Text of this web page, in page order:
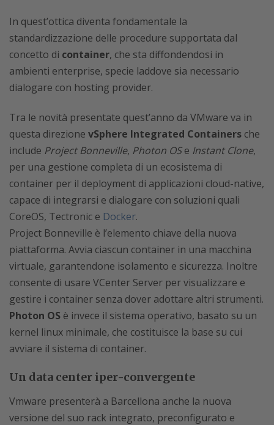
In quest’ottica diventa fondamentale la
standardizzazione delle procedure supportata dal
concetto di container, che sta diffondendosi in
ambienti enterprise, specie laddove sia necessario
dialogare con hosting provider.
Tra le novità presentate quest’anno da VMware va in
questa direzione vSphere Integrated Containers che
include Project Bonneville, Photon OSe Instant Clone,
per una gestione completa di un ecosistema di
container per il deployment di applicazioni cloud-native,
capace di integrarsi e dialogare con soluzioni quali
CoreOS, Tectronic e Docker.
Project Bonneville è l’elemento chiave della nuova
piattaforma. Avvia ciascun container in una macchina
virtuale, garantendone isolamento e sicurezza. Inoltre
consente di usare VCenter Server per visualizzare e
gestire i container senza dover adottare altri strumenti.
Photon OS è invece il sistema operativo, basato su un
kernel linux minimale, che costituisce la base su cui
avviare il sistema di container.
Un data center iper-convergente
Vmware presenterà a Barcellona anche la nuova
versione del suo rack integrato, preconfigurato e